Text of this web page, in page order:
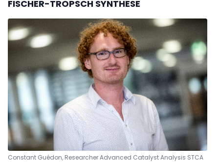
FISCHER-TROPSCH SYNTHESE
Constant Guédon, Researcher Advanced Catalyst Analysis STCA